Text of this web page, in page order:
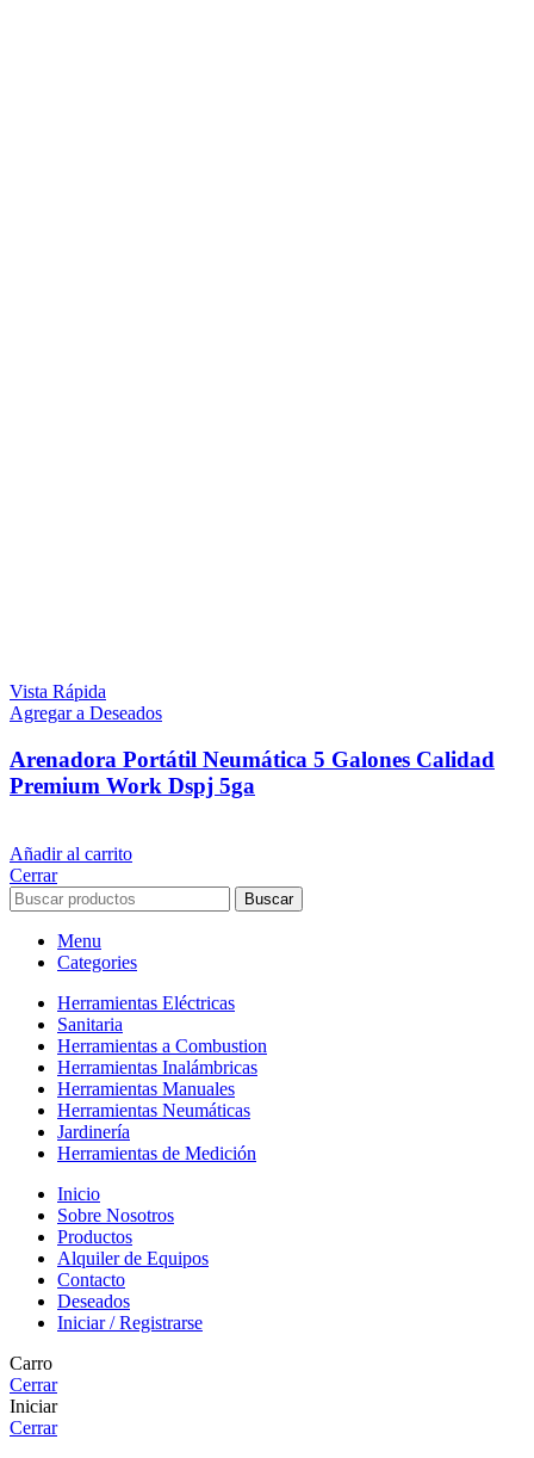
Vista Rápida
Agregar a Deseados
Arenadora Portátil Neumática 5 Galones Calidad
Premium Work Dspj 5ga
Añadir al carrito
Cerrar
Buscar
Menu
Categories
Herramientas Eléctricas
Sanitaria
Herramientas a Combustion
Herramientas Inalámbricas
Herramientas Manuales
Herramientas Neumáticas
Jardinería
Herramientas de Medición
Inicio
Sobre Nosotros
Productos
Alquiler de Equipos
Contacto
Deseados
Iniciar / Registrarse
Carro
Cerrar
Iniciar
Cerrar